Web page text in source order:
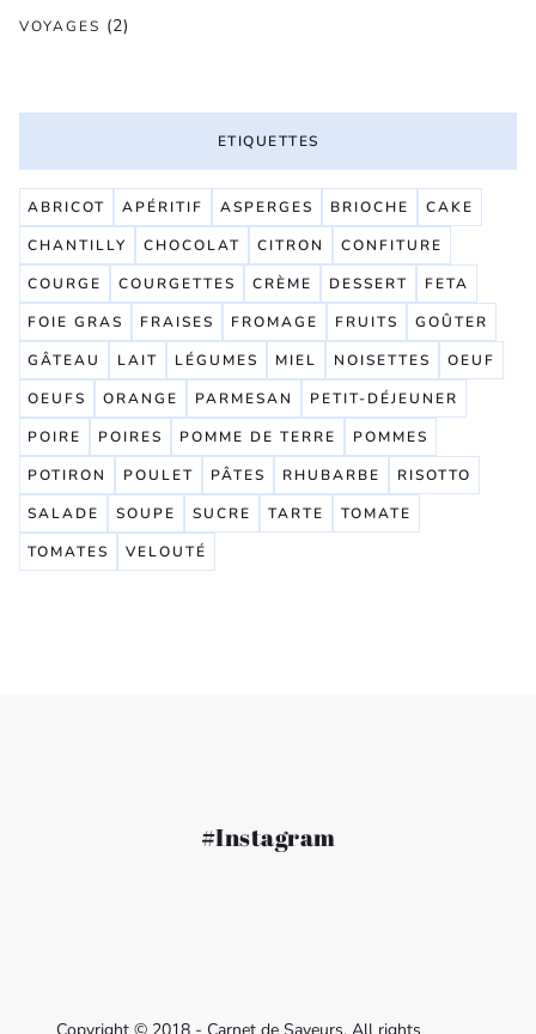
VOYAGES (2)
ETIQUETTES
ABRICOT APÉRITIF ASPERGES BRIOCHE
CAKE
CHANTILLY
CHOCOLAT CITRON
CONFITURE
COURGE
COURGETTES CRÈME DESSERT
FETA
FOIE GRAS
FRAISES FROMAGE FRUITS
GOÛTER
GÂTEAU
LAIT LÉGUMES MIEL NOISETTES
OEUF
OEUFS
ORANGE PARMESAN
PETIT-DÉJEUNER
POIRE
POIRES POMME DE TERRE
POMMES
POTIRON
POULET PÂTES RHUBARBE
RISOTTO
SALADE
SOUPE SUCRE TARTE
TOMATE
TOMATES
VELOUTÉ
#Instagram